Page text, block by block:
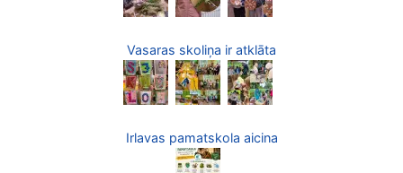
Vasaras skoliņa ir atklāta
Irlavas pamatskola aicina